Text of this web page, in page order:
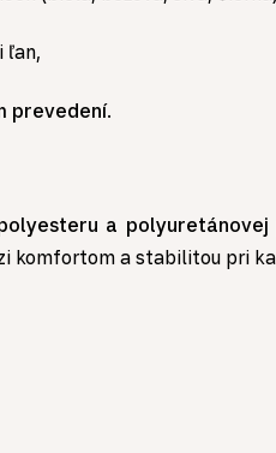
ľan,
prevedení.
a polyuretánovej
komfortom a stabilitou pri